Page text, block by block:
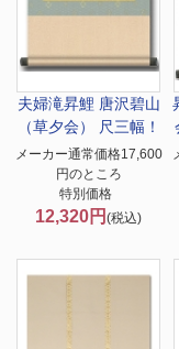
夫婦滝昇鯉 唐沢碧山
（草夕会） 尺三幅！
メーカー通常価格17,600
円のところ
特別価格
12,320円(税込)